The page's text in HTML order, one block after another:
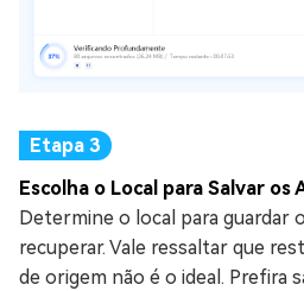
Escolha o Local para Salvar os
Determine o local para guardar
recuperar. Vale ressaltar que
de origem não é o ideal. Prefira